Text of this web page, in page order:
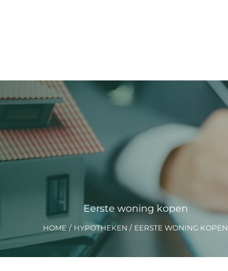
Eerste woning kopen
HOME HYPOTHEKEN EERSTE WONING KOPEN